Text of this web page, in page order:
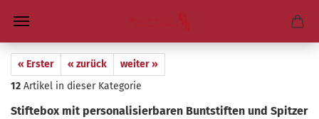
« Erster « zurück
weiter »
12 Artikel in dieser Kategorie
Stif­te­box mit per­so­na­li­sier­ba­ren Bunt­stif­ten und Spit­zer